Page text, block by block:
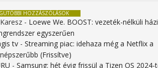
HOZZÁSZÓLÁSOK
- Loewe We. BOOST: vezeték-nélküli
egyszerűen
tv -Streaming piac: idehaza még a Netflix a
(Frissítve)
-Samsung: hét évig frissül a Tizen OS 2024-